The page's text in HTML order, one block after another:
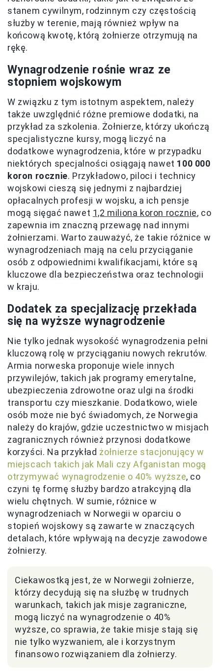
stanem cywilnym, rodzinnym czy częstością
służby w terenie, mają również wpływ na
końcową kwotę, którą żołnierze otrzymują na
rękę.
Wynagrodzenie rośnie wraz ze
stopniem wojskowym
W związku z tym istotnym aspektem, należy
także uwzględnić różne premiowe dodatki, na
przykład za szkolenia. Żołnierze, którzy ukończą
specjalistyczne kursy, mogą liczyć na
dodatkowe wynagrodzenia, które w przypadku
niektórych specjalności osiągają nawet 100 000
koron rocznie. Przykładowo, piloci i technicy
wojskowi cieszą się jednymi z najbardziej
opłacalnych profesji w wojsku, a ich pensje
mogą sięgać nawet 1,2 miliona koron rocznie, co
zapewnia im znaczną przewagę nad innymi
żołnierzami. Warto zauważyć, że takie różnice w
wynagrodzeniach mają na celu przyciąganie
osób z odpowiednimi kwalifikacjami, które są
kluczowe dla bezpieczeństwa oraz technologii
w kraju.
Dodatek za specjalizację przekłada
się na wyższe wynagrodzenie
Nie tylko jednak wysokość wynagrodzenia pełni
kluczową rolę w przyciąganiu nowych rekrutów.
Armia norweska proponuje wiele innych
przywilejów, takich jak programy emerytalne,
ubezpieczenia zdrowotne oraz ulgi na środki
transportu czy mieszkanie. Dodatkowo, wiele
osób może nie być świadomych, że Norwegia
należy do krajów, gdzie uczestnictwo w misjach
zagranicznych również przynosi dodatkowe
korzyści. Na przykład żołnierze stacjonujący w
miejscach takich jak Mali czy Afganistan mogą
otrzymywać wynagrodzenie o 40% wyższe, co
czyni tę formę służby bardzo atrakcyjną dla
wielu chętnych. W sumie, różnice w
wynagrodzeniach w Norwegii w oparciu o
stopień wojskowy są zawarte w znaczących
detalach, które wpływają na decyzje zawodowe
żołnierzy.
Ciekawostką jest, że w Norwegii żołnierze,
którzy decydują się na służbę w trudnych
warunkach, takich jak misje zagraniczne,
mogą liczyć na wynagrodzenie o 40%
wyższe, co sprawia, że takie misje stają się
nie tylko wyzwaniem, ale i korzystnym
finansowo rozwiązaniem dla żołnierzy.